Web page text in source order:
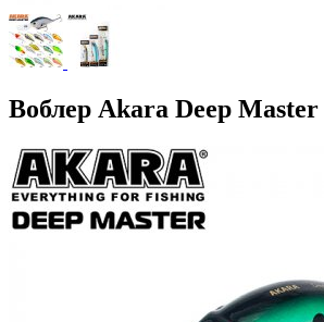
Воблер Akara Deep Master